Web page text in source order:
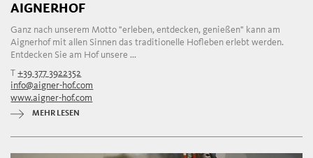
AIGNERHOF
Ganz nach unserem Motto "erleben, entdecken, genießen" kann am
Aignerhof mit allen Sinnen das traditionelle Hofleben erlebt werden.
Entdecken Sie am Hof unsere ...
T+39 377 3922352
info@aigner-hof.com
www.aigner-hof.com
MEHR LESEN